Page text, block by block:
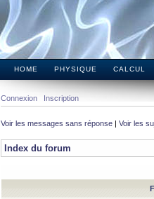
HOME PHYSIQUE CALCUL
Connexion Inscription
Voir les messages sans réponse | Voir les
Index du forum